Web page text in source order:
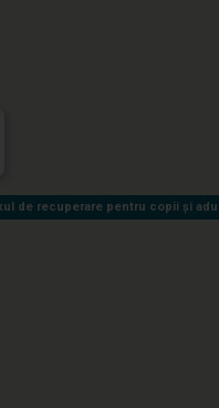
de recuperare pentru copii și
de recuperare pentru copii și